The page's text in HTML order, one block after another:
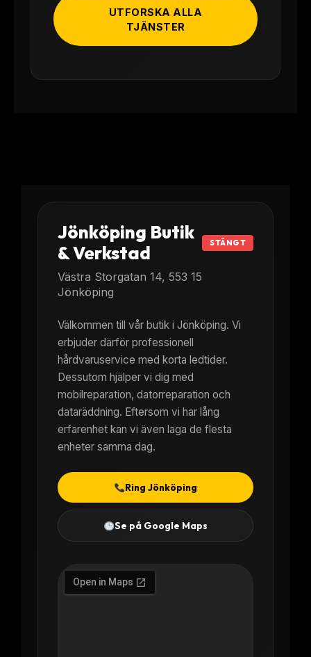
UTFORSKA ALLA
TJÄNSTER
Jönköping Butik
& Verkstad
STÄNGT
Västra Storgatan 14, 553 15
Jönköping
Välkommen till vår butik i Jönköping. Vi
erbjuder därför professionell
hårdvaruservice med korta ledtider.
Dessutom hjälper vi dig med
mobilreparation, datorreparation och
dataräddning. Eftersom vi har lång
erfarenhet kan vi även laga de flesta
enheter samma dag.
Ring Jönköping
Se på Google Maps